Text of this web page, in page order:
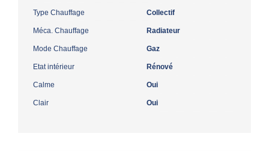
Type Chauffage Collectif
Méca. Chauffage Radiateur
Mode Chauffage Gaz
Etat intérieur Rénové
Calme Oui
Clair Oui